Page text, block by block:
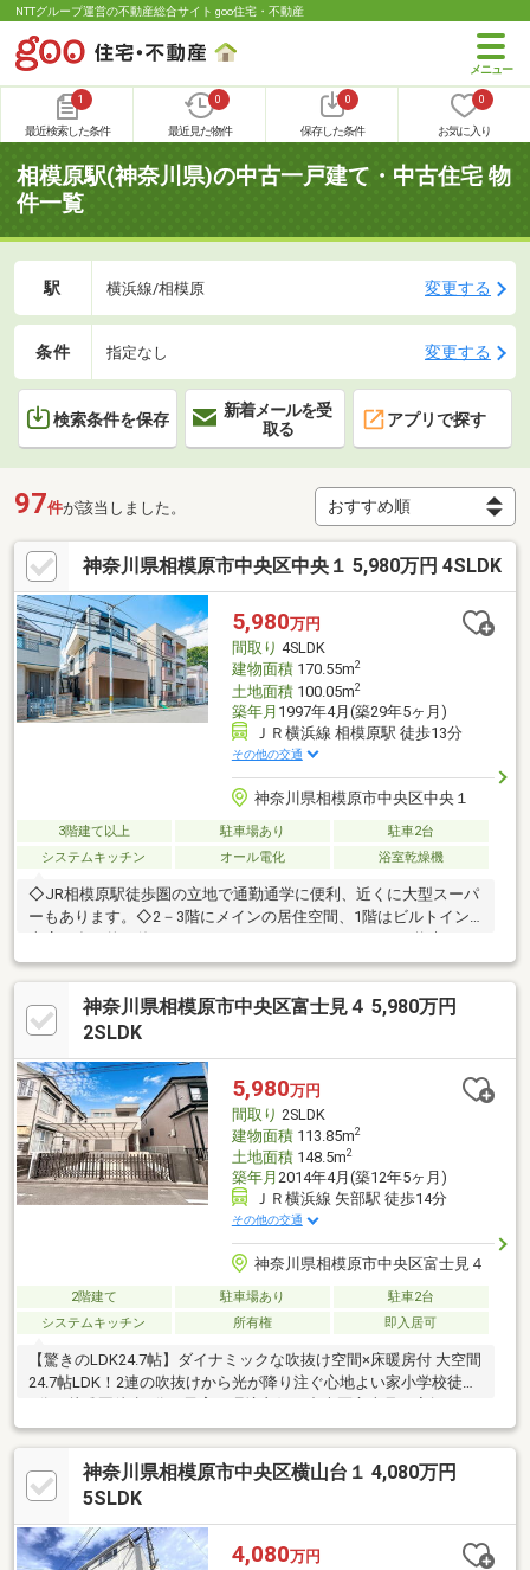
NTTグループ運営の不動産総合サイト goo住宅・不動産
1
最近検索した条件
0
最近見た物件
0
保存した条件
0
お気に入り
相模原駅(神奈川県)の中古一戸建て・中古住宅 物
件一覧
駅 横浜線/相模原 変更する
条件 指定なし 変更する
検索条件を保存
新着メールを受
取る
アプリで探す
97件が該当しました。
神奈川県相模原市中央区中央１ 5,980万円 4SLDK
5,980万円
間取り 4SLDK
建物面積170.55m2
土地面積100.05m2
築年月 1997年4月(築29年5ヶ月)
ＪＲ横浜線 相模原駅 徒歩13分
その他の交通
神奈川県相模原市中央区中央１
3階建て以上 駐車場あり
駐車2台
システムキッチン
オール電化 浴室乾燥機
◇JR相模原駅徒歩圏の立地で通勤通学に便利、近くに大型スーパ
ーもあります。◇2－3階にメインの居住空間、1階はビルトイン
イフスタイルの変化や、教室の開業、在宅ワークにも対応できる
住まいです。【リノベーション内容】2024年8月完工エコキュー
ト交換/全体塗装/エアコン3台新設/インターホン交換/建具交換/フ
ローリング工事/クロス貼替//壁埋込収納新設/階段手すり交換/1
暖房乾燥機付き）/キッチン交換（IH調理器・ビルトイン食洗器）
神奈川県相模原市中央区富士見４ 5,980万円
2SLDK
5,980万円
間取り 2SLDK
建物面積113.85m2
土地面積148.5m2
築年月 2014年4月(築12年5ヶ月)
ＪＲ横浜線 矢部駅 徒歩14分
その他の交通
神奈川県相模原市中央区富士見４
2階建て 駐車場あり
駐車2台
システムキッチン
所有権 即入居可
【驚きのLDK24.7帖】ダイナミックな吹抜け空間×床暖房付 大空間
24.7帖LDK！2連の吹抜けから光が降り注ぐ心地よい家小学校徒歩
始めてみようと思われたらまずは、お気軽に東宝ハウス町田に相
談してみませんか？何も決まっていなくて大丈夫！まずはお客様
の夢をお聞かせください！お問い合わせは【TOHO HOUSE 町田：
0120-70-6012】まで。
神奈川県相模原市中央区横山台１ 4,080万円
5SLDK
4,080万円